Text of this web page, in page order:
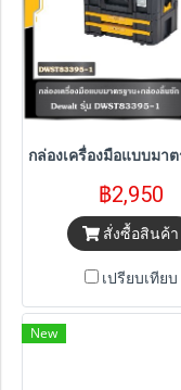
กล่องเครื่องมือแบบมา
฿2,950
สั่งซื้อสินค้า
เปรียบเทียบ
New